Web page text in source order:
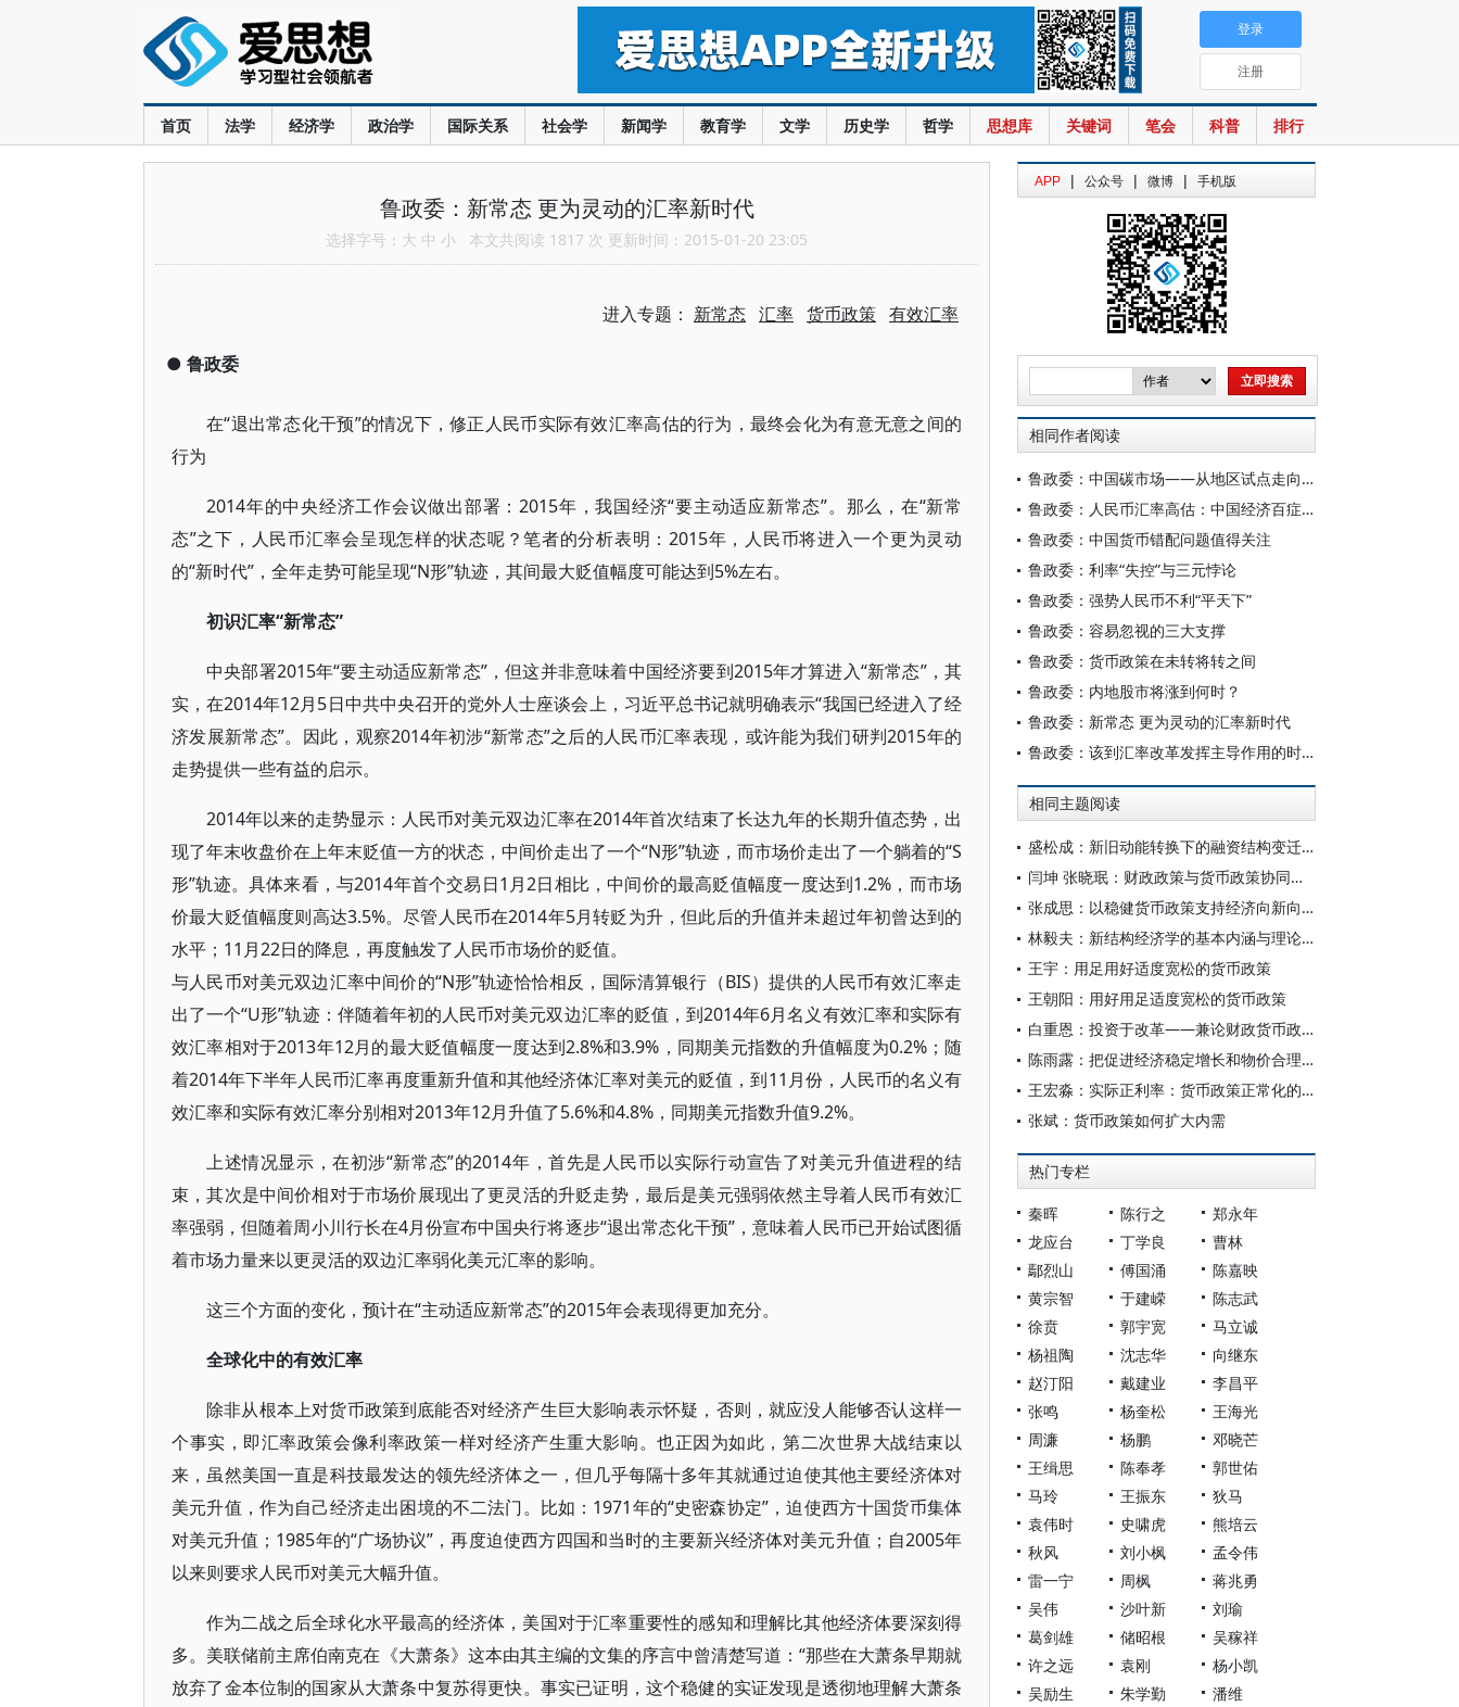
首页 法学 经济学 政治学 国际关系 社会学 新闻学 教育学 文学 历史学 哲学 思想库 关键词 笔会 科普 排行
登录
注册
鲁政委：新常态 更为灵动的汇率新时代
选择字号： 大 中 小 本文共阅读 1817 次 更新时间：2015-01-20 23:05
进入专题： 新常态 汇率 货币政策 有效汇率
● 鲁政委
在“退出常态化干预”的情况下，修正人民币实际有效汇率高估的行为，最终会化为有意无意之间的
行为
2014年的中央经济工作会议做出部署：2015年，我国经济“要主动适应新常态”。那么，在“新常
态”之下，人民币汇率会呈现怎样的状态呢？笔者的分析表明：2015年，人民币将进入一个更为灵动
的“新时代”，全年走势可能呈现“N形”轨迹，其间最大贬值幅度可能达到5%左右。
初识汇率“新常态”
中央部署2015年“要主动适应新常态”，但这并非意味着中国经济要到2015年才算进入“新常态”，其
实，在2014年12月5日中共中央召开的党外人士座谈会上，习近平总书记就明确表示“我国已经进入了经
济发展新常态”。因此，观察2014年初涉“新常态”之后的人民币汇率表现，或许能为我们研判2015年的
走势提供一些有益的启示。
2014年以来的走势显示：人民币对美元双边汇率在2014年首次结束了长达九年的长期升值态势，出
现了年末收盘价在上年末贬值一方的状态，中间价走出了一个“N形”轨迹，而市场价走出了一个躺着的“S
形”轨迹。具体来看，与2014年首个交易日1月2日相比，中间价的最高贬值幅度一度达到1.2%，而市场
价最大贬值幅度则高达3.5%。尽管人民币在2014年5月转贬为升，但此后的升值并未超过年初曾达到的
水平；11月22日的降息，再度触发了人民币市场价的贬值。
与人民币对美元双边汇率中间价的“N形”轨迹恰恰相反，国际清算银行（BIS）提供的人民币有效汇率走
出了一个“U形”轨迹：伴随着年初的人民币对美元双边汇率的贬值，到2014年6月名义有效汇率和实际有
效汇率相对于2013年12月的最大贬值幅度一度达到2.8%和3.9%，同期美元指数的升值幅度为0.2%；随
着2014年下半年人民币汇率再度重新升值和其他经济体汇率对美元的贬值，到11月份，人民币的名义有
效汇率和实际有效汇率分别相对2013年12月升值了5.6%和4.8%，同期美元指数升值9.2%。
上述情况显示，在初涉“新常态”的2014年，首先是人民币以实际行动宣告了对美元升值进程的结
束，其次是中间价相对于市场价展现出了更灵活的升贬走势，最后是美元强弱依然主导着人民币有效汇
率强弱，但随着周小川行长在4月份宣布中国央行将逐步“退出常态化干预”，意味着人民币已开始试图循
着市场力量来以更灵活的双边汇率弱化美元汇率的影响。
这三个方面的变化，预计在“主动适应新常态”的2015年会表现得更加充分。
全球化中的有效汇率
除非从根本上对货币政策到底能否对经济产生巨大影响表示怀疑，否则，就应没人能够否认这样一
个事实，即汇率政策会像利率政策一样对经济产生重大影响。也正因为如此，第二次世界大战结束以
来，虽然美国一直是科技最发达的领先经济体之一，但几乎每隔十多年其就通过迫使其他主要经济体对
美元升值，作为自己经济走出困境的不二法门。比如：1971年的“史密森协定”，迫使西方十国货币集体
对美元升值；1985年的“广场协议”，再度迫使西方四国和当时的主要新兴经济体对美元升值；自2005年
以来则要求人民币对美元大幅升值。
作为二战之后全球化水平最高的经济体，美国对于汇率重要性的感知和理解比其他经济体要深刻得
多。美联储前主席伯南克在《大萧条》这本由其主编的文集的序言中曾清楚写道：“那些在大萧条早期就
放弃了金本位制的国家从大萧条中复苏得更快。事实已证明，这个稳健的实证发现是透彻地理解大萧条
APP | 公众号 | 微博 | 手机版
相同作者阅读
鲁政委：中国碳市场——从地区试点走向全国统一
鲁政委：人民币汇率高估：中国经济百症之结
鲁政委：中国货币错配问题值得关注
鲁政委：利率“失控”与三元悖论
鲁政委：强势人民币不利“平天下”
鲁政委：容易忽视的三大支撑
鲁政委：货币政策在未转将转之间
鲁政委：内地股市将涨到何时？
鲁政委：新常态 更为灵动的汇率新时代
鲁政委：该到汇率改革发挥主导作用的时候了
相同主题阅读
盛松成：新旧动能转换下的融资结构变迁及对货币政策的思考
闫坤 张晓珉：财政政策与货币政策协同发力 宏观经济治理效能提升
张成思：以稳健货币政策支持经济向新向好
林毅夫：新结构经济学的基本内涵与理论创新
王宇：用足用好适度宽松的货币政策
王朝阳：用好用足适度宽松的货币政策
白重恩：投资于改革——兼论财政货币政策协同
陈雨露：把促进经济稳定增长和物价合理回升作为货币政策的重要考量
王宏淼：实际正利率：货币政策正常化的必备要件
张斌：货币政策如何扩大内需
热门专栏
秦晖 陈行之
郑永年
龙应台
丁学良
曹林
鄢烈山
傅国涌
陈嘉映
黄宗智
于建嵘
陈志武
徐贲
郭宇宽
马立诚
杨祖陶
沈志华
向继东
赵汀阳
戴建业
李昌平
张鸣
杨奎松
王海光
周濂
杨鹏
邓晓芒
王缉思
陈奉孝
郭世佑
马玲
王振东
狄马
袁伟时
史啸虎
熊培云
秋风
刘小枫
孟令伟
雷一宁
周枫
蒋兆勇
吴伟
沙叶新
刘瑜
葛剑雄
储昭根
吴稼祥
许之远
袁刚
杨小凯
吴励生
朱学勤
潘维